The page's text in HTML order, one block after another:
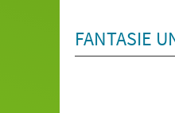
FANTASIE